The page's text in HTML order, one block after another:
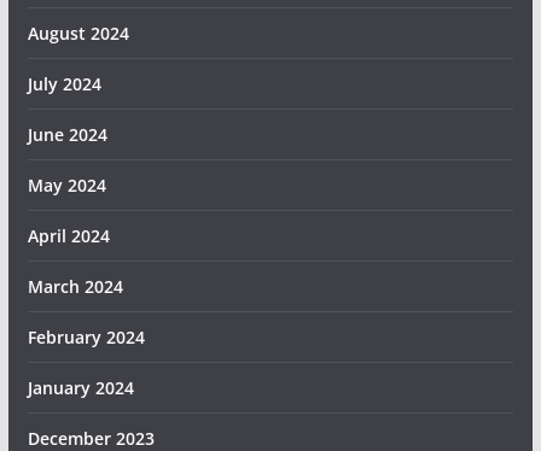
August 2024
July 2024
June 2024
May 2024
April 2024
March 2024
February 2024
January 2024
December 2023